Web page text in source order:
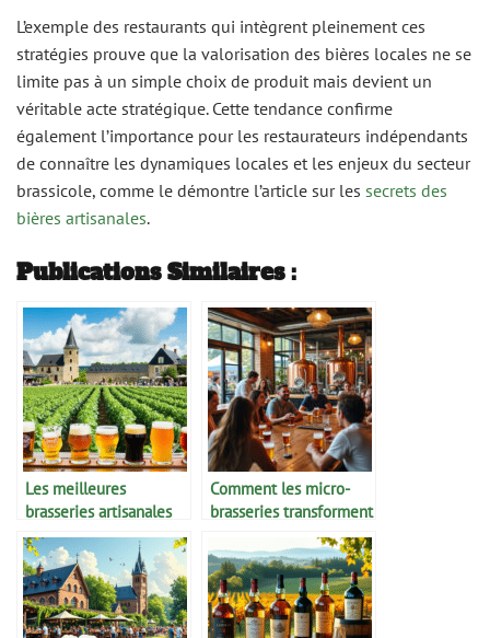
L’exemple des restaurants qui intègrent pleinement ces
stratégies prouve que la valorisation des bières locales ne se
limite pas à un simple choix de produit mais devient un
véritable acte stratégique. Cette tendance confirme
également l’importance pour les restaurateurs indépendants
de connaître les dynamiques locales et les enjeux du secteur
brassicole, comme le démontre l’article sur les secrets des
bières artisanales.
Publications Similaires :
Les meilleures
brasseries artisanales
de France
Comment les micro-
brasseries transforment
l’économie locale